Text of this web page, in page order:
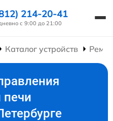
214-20-41
с 9:00 до 21:00
Каталог устройств